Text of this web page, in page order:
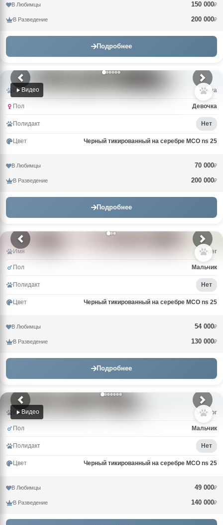
В Любимцы 150 000₽
В Разведение 200 000₽
Подробнее
Видео
Имя Maya
Пол Девочка
Полидакт Нет
Цвет Черный тикированный на серебре MCO ns 25
В Любимцы 70 000₽
В Разведение 200 000₽
Подробнее
Имя Jasper
Пол Мальчик
Полидакт Нет
Цвет Черный тикированный на серебре MCO ns 25
В Любимцы 54 000₽
В Разведение 130 000₽
Подробнее
Видео
Имя Mazhor
Пол Мальчик
Полидакт Нет
Цвет Черный тикированный на серебре MCO ns 25
В Любимцы 49 000₽
В Разведение 140 000₽